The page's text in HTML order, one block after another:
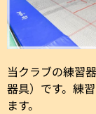
当クラブの練習
器具）です。練
ます。